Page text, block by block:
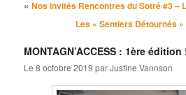
Navigation des articles
«Nos invités Rencontres du Sotré #3 –
Les « Sentiers Détournés
MONTAGN’ACCESS : 1ère édition
Le8 octobre 2019 parJustine Vannson